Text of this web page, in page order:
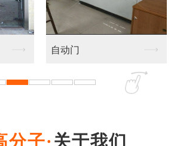
自动门
关于我们